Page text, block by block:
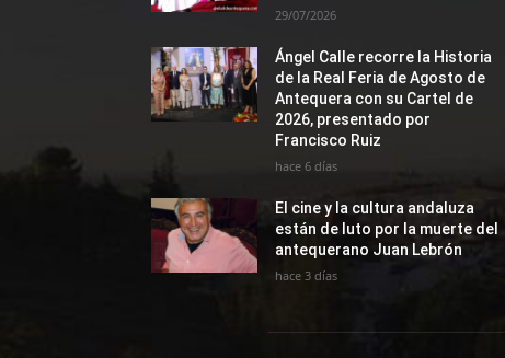
29/07/2026
Ángel Calle recorre la Historia
de la Real Feria de Agosto de
Antequera con su Cartel de
2026, presentado por
Francisco Ruiz
hace 6 días
El cine y la cultura andaluza
están de luto por la muerte del
antequerano Juan Lebrón
hace 3 días